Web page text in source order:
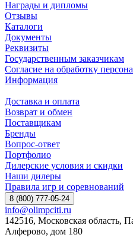
Награды и дипломы
Отзывы
Каталоги
Документы
Реквизиты
Государственным заказчикам
Согласие на обработку
Информация
Доставка и оплата
Возврат и обмен
Поставщикам
Бренды
Вопрос-ответ
Портфолио
Дилерские условия и скидки
Наши дилеры
Правила игр и соревнований
8 (800) 777-05-24
info@olimpciti.ru
142516, Московская область,
Алферово, дом 180